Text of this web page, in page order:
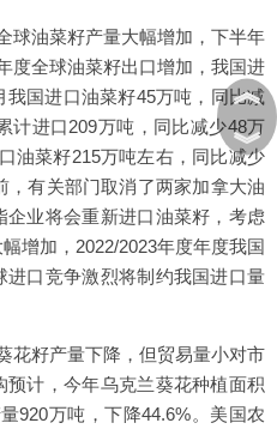
球油菜籽产量大幅增加，下半年
度全球油菜籽出口增加，我国进
国进口油菜籽45万吨，同比减
计进口209万吨，同比减少48万
油菜籽215万吨左右，同比减少
，有关部门取消了两家加拿大油
业将会重新进口油菜籽，考虑
增加，2022/2023年度年度我国
口竞争激烈将制约我国进口量
花籽产量下降，但贸易量小对市
计，今年乌克兰葵花种植面积
920万吨，下降44.6%。美国农
︽
︾